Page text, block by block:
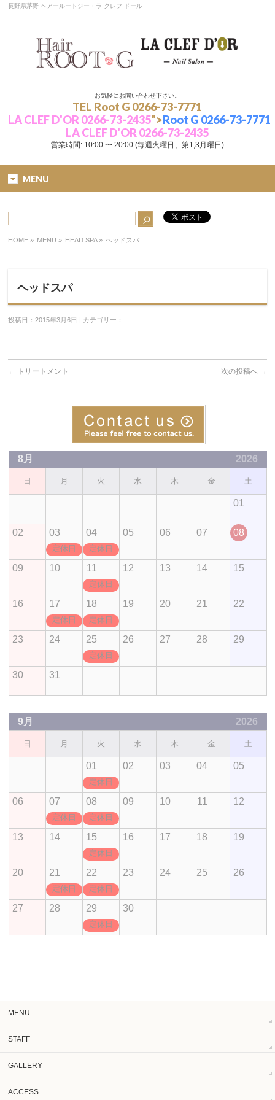
長野県茅野 ヘアールートジー・ラ クレフ ドール
お気軽にお問い合わせ下さい。
TEL Root G 0266-73-7771
LA CLEF D'OR 0266-73-2435">Root G 0266-73-7771
LA CLEF D'OR 0266-73-2435
営業時間: 10:00 〜 20:00 (毎週火曜日、第1,3月曜日)
MENU
HOME » MENU » HEAD SPA» ヘッドスパ
ヘッドスパ
投稿日：2015年3月6日 | カテゴリー：
← トリートメント 次の投稿へ →
8月 2026
日 月 火 水 木 金 土
01
02 03
定休日
04
定休日
05 06 07 08
09 10 11
定休日
12 13 14 15
16 17
定休日
18
定休日
19 20 21 22
23 24 25
定休日
26 27 28 29
30 31
9月 2026
日 月 火 水 木 金 土
01
定休日
02 03 04 05
06 07
定休日
08
定休日
09 10 11 12
13 14 15
定休日
16 17 18 19
20 21
定休日
22
定休日
23 24 25 26
27 28 29
定休日
30
MENU
STAFF
GALLERY
ACCESS